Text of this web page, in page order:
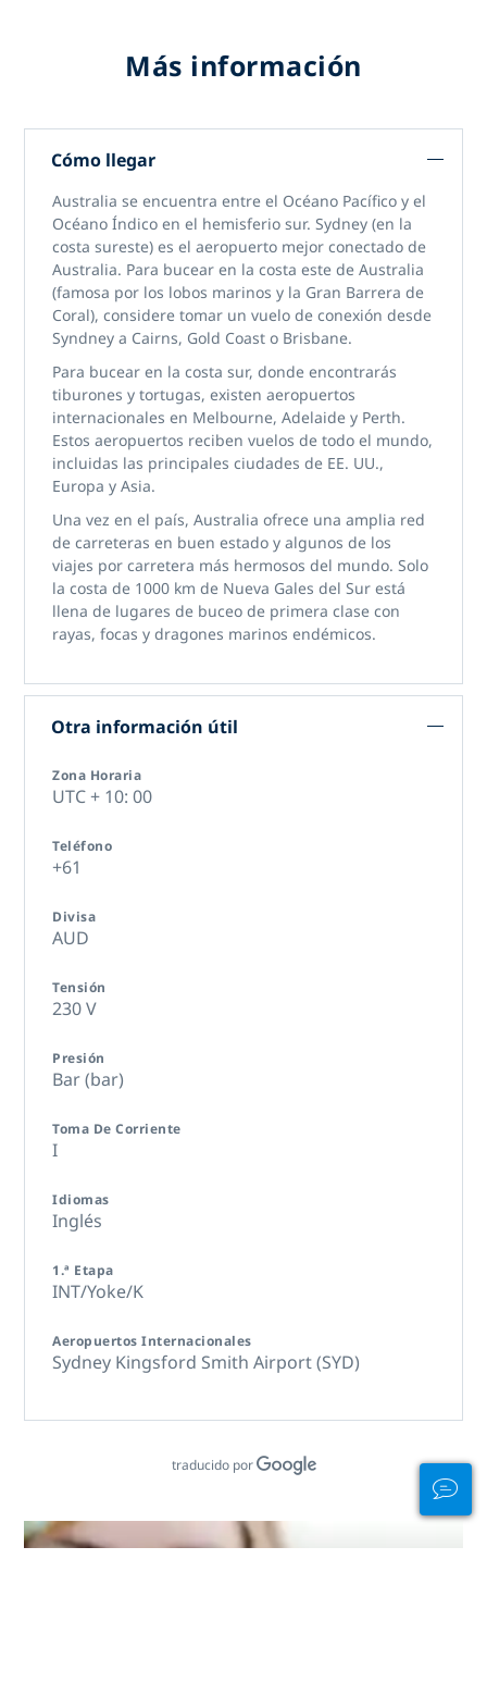
Más información
Cómo llegar
Australia se encuentra entre el Océano Pacífico y el
Océano Índico en el hemisferio sur. Sydney (en la
costa sureste) es el aeropuerto mejor conectado de
Australia. Para bucear en la costa este de Australia
(famosa por los lobos marinos y la Gran Barrera de
Coral), considere tomar un vuelo de conexión desde
Syndney a Cairns, Gold Coast o Brisbane.
Para bucear en la costa sur, donde encontrarás
tiburones y tortugas, existen aeropuertos
internacionales en Melbourne, Adelaide y Perth.
Estos aeropuertos reciben vuelos de todo el mundo,
incluidas las principales ciudades de EE. UU.,
Europa y Asia.
Una vez en el país, Australia ofrece una amplia red
de carreteras en buen estado y algunos de los
viajes por carretera más hermosos del mundo. Solo
la costa de 1000 km de Nueva Gales del Sur está
llena de lugares de buceo de primera clase con
rayas, focas y dragones marinos endémicos.
Otra información útil
Zona Horaria
UTC + 10: 00
Teléfono
+61
Divisa
AUD
Tensión
230 V
Presión
Bar (bar)
Toma De Corriente
I
Idiomas
Inglés
1.ª Etapa
INT/Yoke/K
Aeropuertos Internacionales
Sydney Kingsford Smith Airport (SYD)
traducido por